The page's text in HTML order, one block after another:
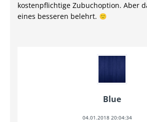
kostenpflichtige Zubuchoption. Aber
eines besseren belehrt.
Blue
04.01.2018 20:04:34